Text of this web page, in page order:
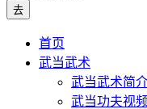
首页
武当武术
武当武术简
武当功夫视频